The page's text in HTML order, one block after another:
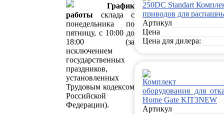
График
работы склада с
понедельника по
пятницу, с 10:00 до
18:00 (за
исключением
государственных
праздников,
установленных
Трудовым кодексом
Российской
Федерации).
250DC Standart
приводов для
Артикул
Цена
Цена для дилера:
Комплект
оборудования для
Home Gate KIT3NEW
Артикул